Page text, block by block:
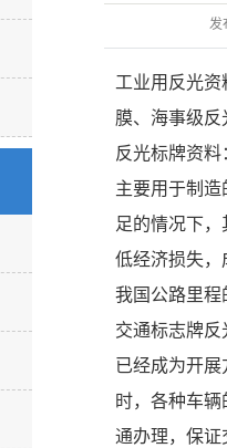
发
工业用反光
膜、海事级反
反光标牌资料
主要用于制
足的情况下
低经济损失，
我国公路里程
交通标志牌反
已经成为开
时，各种车
通办理，保证